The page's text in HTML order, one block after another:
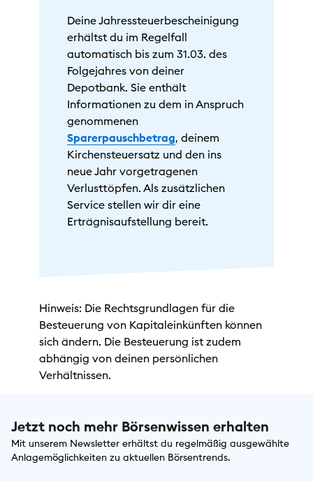
Deine Jahressteuerbescheinigung
erhältst du im Regelfall
automatisch bis zum 31.03. des
Folgejahres von deiner
Depotbank. Sie enthält
Informationen zu dem in Anspruch
genommenen
Sparerpauschbetrag, deinem
Kirchensteuersatz und den ins
neue Jahr vorgetragenen
Verlusttöpfen. Als zusätzlichen
Service stellen wir dir eine
Erträgnisaufstellung bereit.
Hinweis: Die Rechtsgrundlagen für die
Besteuerung von Kapitaleinkünften können
sich ändern. Die Besteuerung ist zudem
abhängig von deinen persönlichen
Verhältnissen.
Jetzt noch mehr Börsenwissen erhalten
Mit unserem Newsletter erhältst du regelmäßig ausgewählte
Anlagemöglichkeiten zu aktuellen Börsentrends.